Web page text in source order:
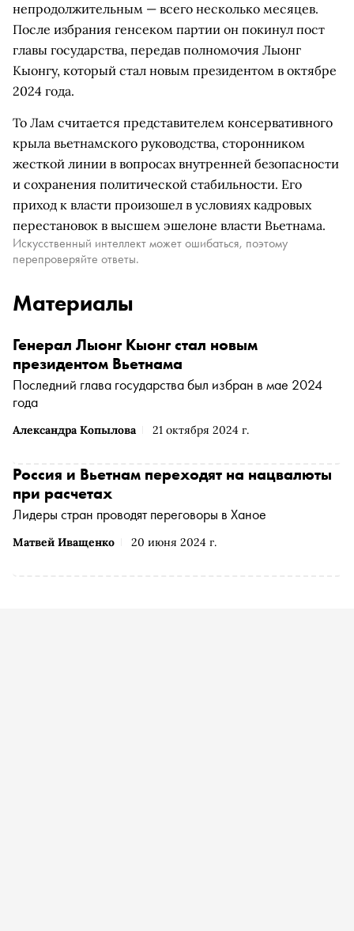
непродолжительным — всего несколько месяцев.
После избрания генсеком партии он покинул пост
главы государства, передав полномочия Лыонг
Кыонгу, который стал новым президентом в октябре
2024 года.
То Лам считается представителем консервативного
крыла вьетнамского руководства, сторонником
жесткой линии в вопросах внутренней безопасности
и сохранения политической стабильности. Его
приход к власти произошел в условиях кадровых
перестановок в высшем эшелоне власти Вьетнама.
Искусственный интеллект может ошибаться, поэтому
перепроверяйте ответы.
Материалы
Александра Копылова 21 октября 2024 г.
Генерал Лыонг Кыонг стал новым
президентом Вьетнама
Последний глава государства был избран в мае 2024
года
Матвей Иващенко 20 июня 2024 г.
Россия и Вьетнам переходят на нацвалюты
при расчетах
Лидеры стран проводят переговоры в Ханое